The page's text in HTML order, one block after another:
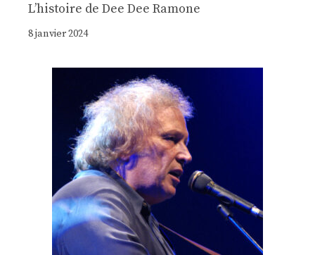
Lʼhistoire de Dee Dee Ramone
8 janvier 2024